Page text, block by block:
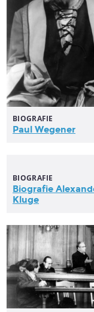
BIOGRAFIE
Paul Wegener
BIOGRAFIE
Biografie
Kluge